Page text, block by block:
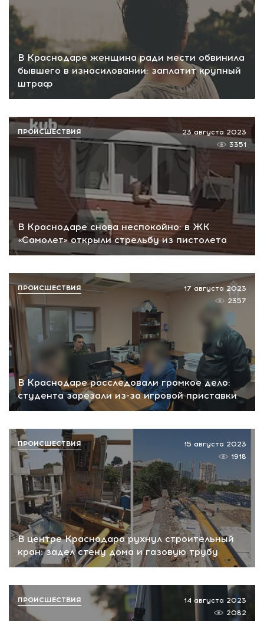
В Краснодаре женщина ради мести обвинила
бывшего в изнасиловании: заплатит крупный
штраф
В Краснодаре снова неспокойно: в ЖК
«Самолет» открыли стрельбу из пистолета
23 августа 2023
3351
ПРОИСШЕСТВИЯ
В Краснодаре расследовали громкое дело:
студента зарезали из-за игровой приставки
17 августа 2023
2357
ПРОИСШЕСТВИЯ
В центре Краснодара рухнул строительный
кран: задел стену дома и газовую трубу
15 августа 2023
1918
ПРОИСШЕСТВИЯ
14 августа 2023
2082
ПРОИСШЕСТВИЯ